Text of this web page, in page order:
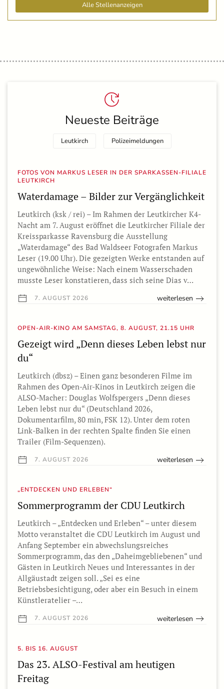
Alle Stellenanzeigen
Neueste Beiträge
Leutkirch Polizeimeldungen
FOTOS VON MARKUS LESER IN DER SPARKASSEN-FILIALE
LEUTKIRCH
Waterdamage – Bilder zur Vergänglichkeit
Leutkirch (ksk / rei) – Im Rahmen der Leutkircher K4-
Nacht am 7. August eröffnet die Leutkircher Filiale der
Kreissparkasse Ravensburg die Ausstellung
„Waterdamage“ des Bad Waldseer Fotografen Markus
Leser (19.00 Uhr). Die gezeigten Werke entstanden auf
ungewöhnliche Weise: Nach einem Wasserschaden
musste Leser konstatieren, dass sich seine Dias v…
7. AUGUST 2026 weiterlesen
OPEN-AIR-KINO AM SAMSTAG, 8. AUGUST, 21.15 UHR
Gezeigt wird „Denn dieses Leben lebst nur
du“
Leutkirch (dbsz) – Einen ganz besonderen Filme im
Rahmen des Open-Air-Kinos in Leutkirch zeigen die
ALSO-Macher: Douglas Wolfspergers „Denn dieses
Leben lebst nur du“ (Deutschland 2026,
Dokumentarfilm, 80 min, FSK 12). Unter dem roten
Link-Balken in der rechten Spalte finden Sie einen
Trailer (Film-Sequenzen).
7. AUGUST 2026 weiterlesen
„ENTDECKEN UND ERLEBEN“
Sommerprogramm der CDU Leutkirch
Leutkirch – „Entdecken und Erleben“ – unter diesem
Motto veranstaltet die CDU Leutkirch im August und
Anfang September ein abwechslungsreiches
Sommerprogramm, das den „Daheimgebliebenen“ und
Gästen in Leutkirch Neues und Interessantes in der
Allgäustadt zeigen soll. „Sei es eine
Betriebsbesichtigung, oder aber ein Besuch in einem
Künstleratelier –…
7. AUGUST 2026 weiterlesen
5. BIS 16. AUGUST
Das 23. ALSO-Festival am heutigen
Freitag